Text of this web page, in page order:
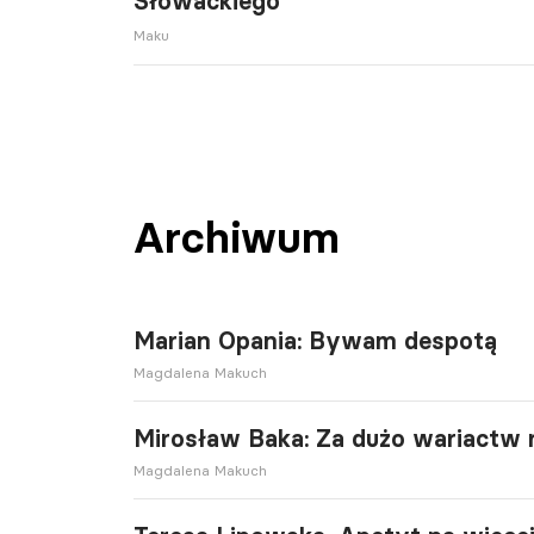
Maku
Archiwum
Marian Opania: Bywam despotą
Magdalena Makuch
Mirosław Baka: Za dużo wariactw
Magdalena Makuch